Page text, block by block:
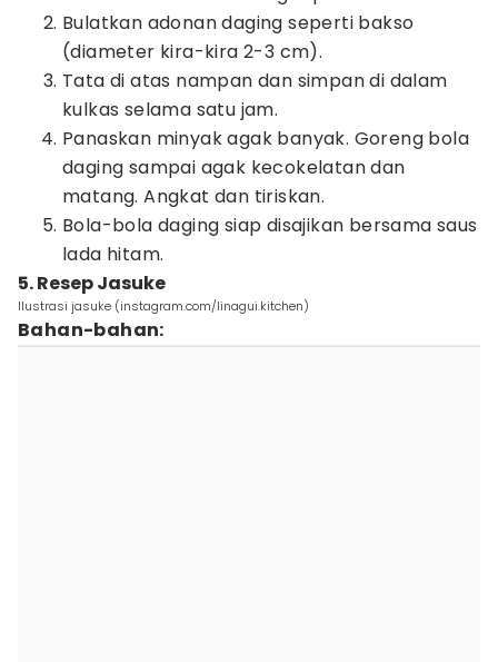
Bulatkan adonan daging seperti bakso
(diameter kira-kira 2-3 cm).
Tata di atas nampan dan simpan di dalam
kulkas selama satu jam.
Panaskan minyak agak banyak. Goreng bola
daging sampai agak kecokelatan dan
matang. Angkat dan tiriskan.
Bola-bola daging siap disajikan bersama saus
lada hitam.
5. Resep Jasuke
Ilustrasi jasuke (instagram.com/linagui.kitchen)
Bahan-bahan: